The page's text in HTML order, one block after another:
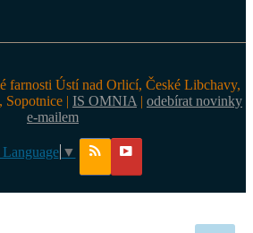
farnosti Ústí nad Orlicí, České Libchavy,
| IS OMNIA | odebírat novinky
e-mailem
Language ▼